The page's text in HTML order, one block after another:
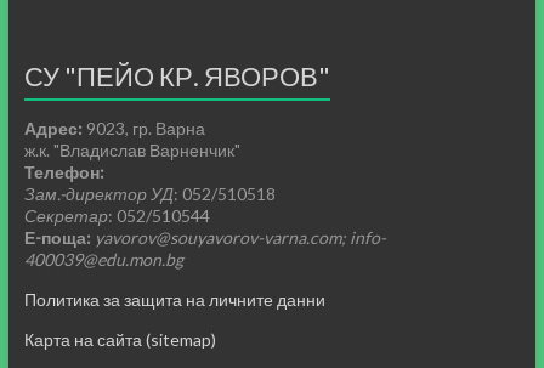
СУ "ПЕЙО КР. ЯВОРОВ"
Адрес: 9023, гр. Варна
ж.к. "Владислав Варненчик"
Телефон:
Зам.-директор УД: 052/510518
Секретар: 052/510544
Е-поща: yavorov@souyavorov-varna.com; info-
400039@edu.mon.bg
Политика за защита на личните данни
Карта на сайта (sitemap)